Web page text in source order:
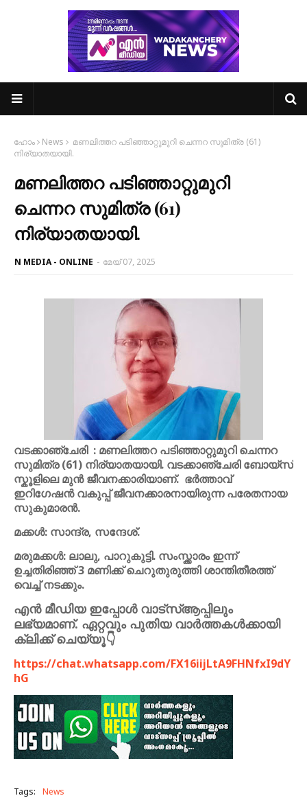
ഹോം News
മണലിത്തറ പടിഞ്ഞാറ്റുമുറി ചെന്നറ സുമിത്ര (61)
നിര്യാതയായി.
മണലിത്തറ പടിഞ്ഞാറ്റുമുറി
ചെന്നറ സുമിത്ര (61)
നിര്യാതയായി.
N MEDIA - ONLINE - മേയ് 07, 2025
വടക്കാഞ്ചേരി : മണലിത്തറ പടിഞ്ഞാറ്റുമുറി ചെന്നറ
സുമിത്ര (61) നിര്യാതയായി. വടക്കാഞ്ചേരി ബോയ്സ്
സ്കൂളിലെ മുൻ ജീവനക്കാരിയാണ്. ഭർത്താവ്
ഇറിഗേഷൻ വകുപ്പ് ജീവനക്കാരനായിരുന്ന പരേതനായ
സുകുമാരൻ.
മക്കൾ: സാന്ദ്ര, സന്ദേശ്.
മരുമക്കൾ: ലാലു, പാറുകുട്ടി. സംസ്ക്കാരം ഇന്ന്
ഉച്ചതിരിഞ്ഞ് 3 മണിക്ക് ചെറുതുരുത്തി ശാന്തിതീരത്ത്
വെച്ച് നടക്കും.
എൻ മീഡിയ ഇപ്പോൾ വാട്സ്ആപ്പിലും
ലഭ്യമാണ്. ഏറ്റവും പുതിയ വാർത്തകൾക്കായി
ക്ലിക്ക് ചെയ്യൂ👇
https://chat.whatsapp.com/FX16iijLtA9FHNfxI9dY
hG
Tags: News